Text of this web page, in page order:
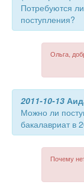
Потребуются
поступления?
Ольга,
2011-10-13
Можно ли
бакалавриат в
Почему